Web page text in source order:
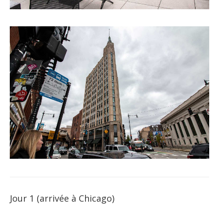
Jour 1 (arrivée à Chicago)